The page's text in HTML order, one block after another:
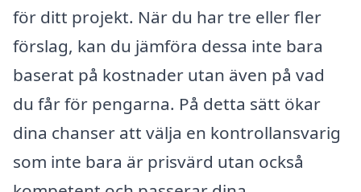
för ditt projekt. När du har tre eller fler
förslag, kan du jämföra dessa inte bara
baserat på kostnader utan även på vad
du får för pengarna. På detta sätt ökar
dina chanser att välja en kontrollansvarig
som inte bara är prisvärd utan också